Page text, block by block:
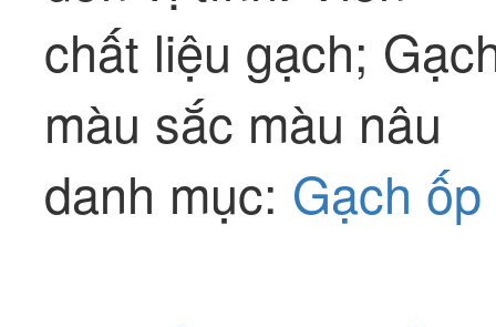
chất liệu gạch;
màu sắc màu nâu
danh mục: Gạch